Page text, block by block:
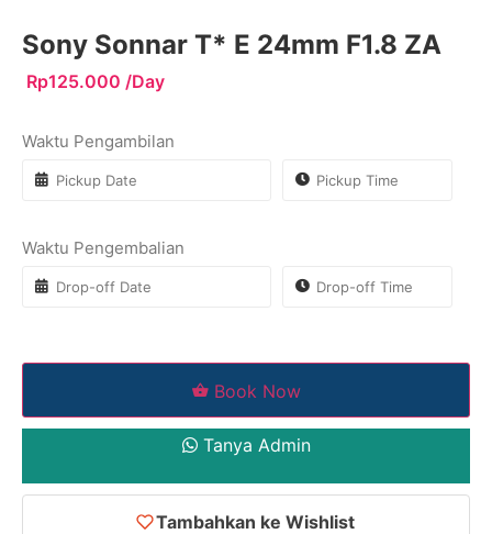
Sony Sonnar T* E 24mm F1.8 ZA
Rp125.000 /Day
Waktu Pengambilan
Waktu Pengembalian
Book Now
Tanya Admin
Tambahkan ke Wishlist